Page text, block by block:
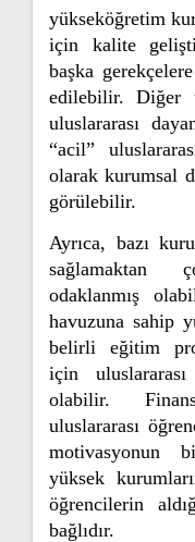
yükseköğretim
için kalite
başka
edilebilir. Diğer
uluslararası
“acil”
olarak kurumsal
görülebilir.
Ayrıca, bazı
sağlamaktan
odaklanmış
havuzuna sahip
belirli eğitim
için
olabilir.
uluslararası
motivasyonun
yüksek
öğrencilerin
bağlıdır.